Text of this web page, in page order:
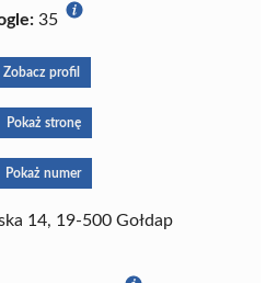
35
Zobacz profil
Pokaż stronę
Pokaż numer
14, 19-500 Gołdap